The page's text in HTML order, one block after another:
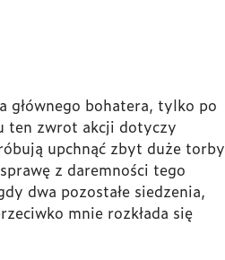
głównego bohatera, tylko po
ten zwrot akcji dotyczy
upchnąć zbyt duże torby
z daremności tego
dwa pozostałe siedzenia,
mnie rozkłada się